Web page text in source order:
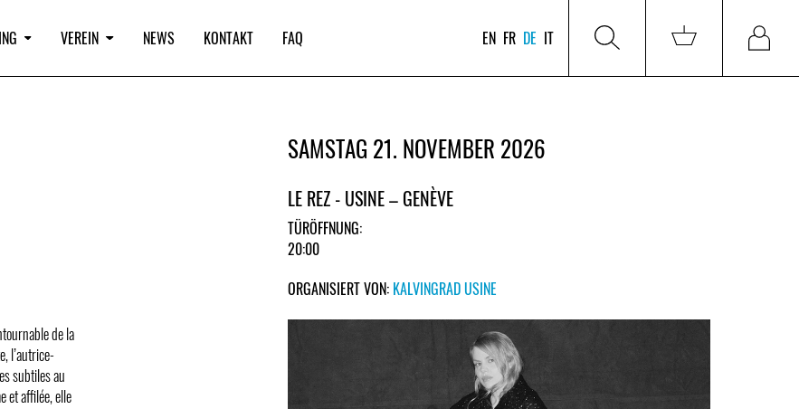
VEREIN NEWS KONTAKT FAQ EN FR DE IT
de la
l’autrice-
subtiles au
et affilée, elle
SAMSTAG 21. NOVEMBER 2026
LE REZ - USINE – GENÈVE
TÜRÖFFNUNG:
20:00
ORGANISIERT VON: KALVINGRAD USINE